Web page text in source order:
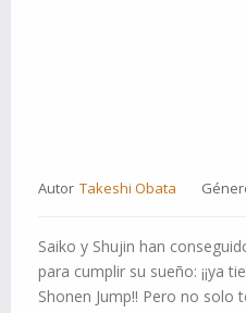
Autor Takeshi Obata
Saiko y Shujin han
para cumplir su sueño: ¡¡ya
Shonen Jump!! Pero no solo